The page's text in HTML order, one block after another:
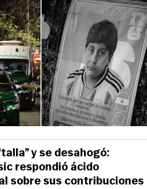
y se desahogó:
respondió ácido
sobre sus contribuciones